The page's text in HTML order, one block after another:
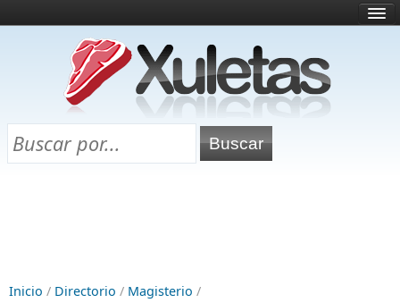
¿Qué es esto?
Directorio
Chuletas para exámenes
Inicio / Directorio / Magisterio /